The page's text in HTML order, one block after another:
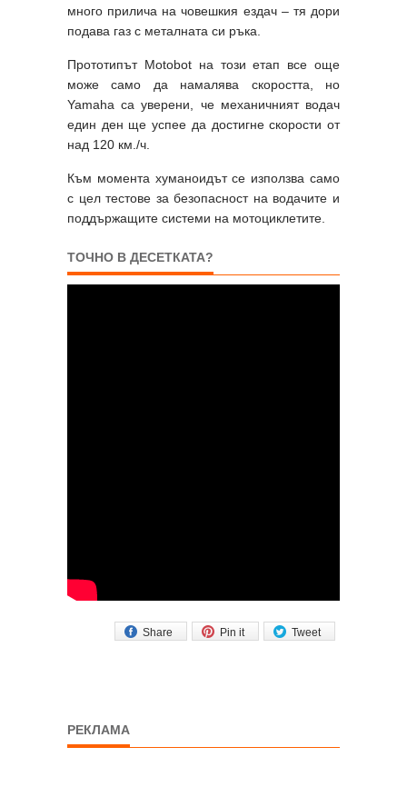
много прилича на човешкия ездач – тя дори
подава газ с металната си ръка.
Прототипът Motobot на този етап все още
може само да намалява скоростта, но
Yamaha са уверени, че механичният водач
един ден ще успее да достигне скорости от
над 120 км./ч.
Към момента хуманоидът се използва само
с цел тестове за безопасност на водачите и
поддържащите системи на мотоциклетите.
ТОЧНО В ДЕСЕТКАТА?
Tweet
Pin it
Share
РЕКЛАМА